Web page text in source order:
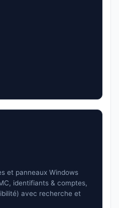
et panneaux Windows
identifiants & comptes,
avec recherche et